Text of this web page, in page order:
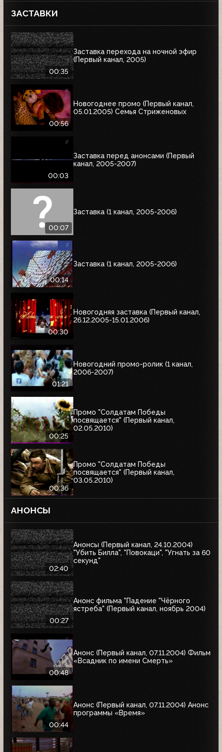
ЗАСТАВКИ
00:35
Заставка перехода на ночной эфир
(Первый канал, 2005)
00:56
Новогоднее промо (Первый канал,
05.01.2005) Семья Стриженовых
00:03
Заставка перед анонсами (Первый
канал, 2005-2007)
00:07
Заставка (1 канал, 2005-2006)
00:14
Заставка (1 канал, 2005-2006)
00:30
Новогодняя заставка (Первый канал,
26.12.2005-15.01.2006)
01:21
Новогодний промо-ролик (1 канал,
2006-2007)
00:25
Промо "Солдатам Победы
посвящается" (Первый канал,
02.05.2010)
00:36
Промо "Солдатам Победы
посвящается" (Первый канал,
03.05.2010)
АНОНСЫ
02:40
Анонсы (Первый канал, 24.10.2004)
"Убить Билла", "Повокаци", "Угнать за 60
секунд"
00:27
Анонс фильма "Падение "Чёрного
ястреба" (Первый канал, ноябрь 2004)
00:48
Анонс (Первый канал, 07.11.2004) Фильм
«Всадник по имени Смерть»
00:44
Анонс (Первый канал, 07.11.2004) Анонс
программы «Время»